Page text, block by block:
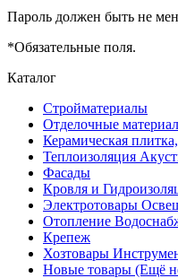
Пароль должен быть не
*Обязательные поля.
Каталог
Стройматериалы
Отделочные
Керамическая
Теплоизоляция
Фасады
Кровля и
Электротовары
Отопление
Крепеж
Хозтовары
Новые товары (Ещё